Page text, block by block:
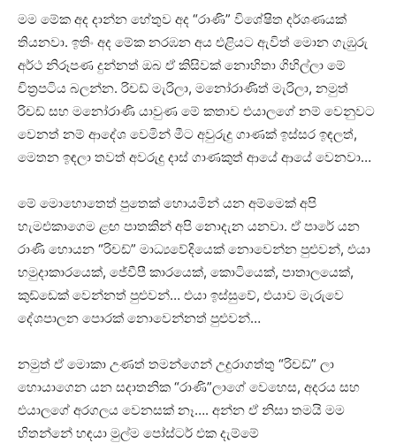
මම මේක අද දාන්න හේතුව අද “රාණි” විශේෂිත දර්ශණයක්
තියනවා. ඉතිං අද මේක නරඹන අය එළියට ඇවිත් මොන ගැඹුරු
අර්ථ නිරූපණ දුන්නත් ඔබ ඒ කිසිවක් නොහිතා ගිහිල්ලා මේ
චිත්‍රපටිය බලන්න. රිචඩ් මැරිලා, මනෝරාණිත් මැරිලා, නමුත්
රිචඩ් සහ මනෝරාණි යාවුණ මේ කතාව එයාලගේ නම් වෙනුවට
වෙනත් නම් ආදේශ වෙමින් මීට අවුරුදු ගාණක් ඉස්සර ඉඳලත්,
මෙතන ඉඳලා තවත් අවරුදු දාස් ගාණකුත් ආයේ ආයේ වෙනවා…
මේ මොහොතෙත් පුතෙක් හොයමින් යන අම්මෙක් අපි
හැමඑකාගෙම ළඟ පාතකින් අපි නොදැන යනවා. ඒ පාරේ යන
රාණි හොයන “රිචඩ්” මාධ්‍යවේදියෙක් නොවෙන්න පුළුවන්, එයා
හමුදාකාරයෙක්, ජේවීපී කාරයෙක්, කොටියෙක්, පාතාලයෙක්,
කුඩ්ඩෙක් වෙන්නත් පුළුවන්… එයා ඉස්සුවේ, එයාව මැරුවෙ
දේශපාලන පොරක් නොවෙන්නත් පුළුවන්…
නමුත් ඒ මොකා උණත් තමන්ගෙන් උදුරාගත්තු “රිචඩ්” ලා
හොයාගෙන යන සදාතනික “රාණි”ලාගේ වෙහෙස, අදරය සහ
එයාලගේ අරගලය වෙනසක් නෑ…. අන්න ඒ නිසා තමයි මම
හිතන්නේ හඳයා මුල්ම පෝස්ටර් එක දැම්මේ